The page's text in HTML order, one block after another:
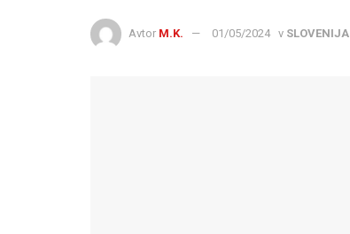
Avtor M.K. 01/05/2024 v SLOVENIJA